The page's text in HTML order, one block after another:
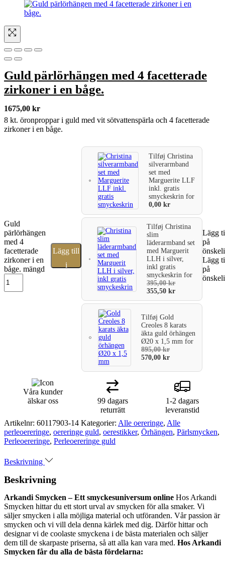
Guld pärlörhängen med 4 facetterade
zirkoner i en båge.
1675,00 kr
8 kt. öronproppar i guld med vit sötvattenspärla och 4 facetterade
zirkoner i en båge.
Guld
pärlörhängen
med 4
facetterade
zirkoner i en
båge. mängd
Lägg till
i
TilføjChristina
silverarmband
set med
Marguerite LLF
inkl. gratis
smyckeskrinfor
0,00kr
TilføjChristina
slim
läderarmband set
med Marguerit
LLH i silver,
inkl gratis
smyckeskrinfor
395,00kr
355,50kr
TilføjGold
Creoles 8 karats
äkta guld örhängen
Ø20 x 1,5 mmfor
895,00kr
570,00kr
Lägg
på
Lägg
på
Våra kunder
älskar oss
99 dagars
returrätt
1-2 dagars
leveranstid
Artikelnr: 60117903-14 Kategorier: Alle oereringe, Alle
perleoereringe, oereringe guld, oerestikker, Örhängen, Pärlsmycken,
Perleoereringe, Perleoereringe guld
Beskrivning
Beskrivning
Arkandi Smycken – Ett smyckesuniversum online Hos Arkandi
Smycken hittar du ett stort urval av smycken för alla smaker. Vi
säljer smycken i alla möjliga material och utföranden. Vår passion är
smycken och vi vill dela denna kärlek med dig. Därför hittar och
designar vi de coolaste smyckena i de bästa materialen och säljer
dem till de skarpaste priserna, så att alla kan vara med. Hos Arkandi
Smycken får du alla de bästa fördelarna: